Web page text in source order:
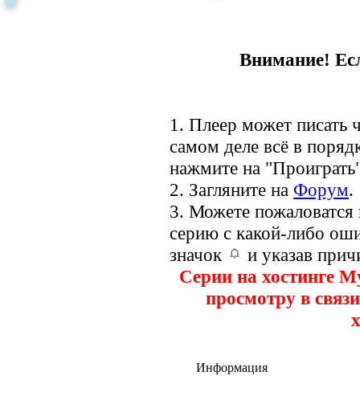
Внимание!
1. Плеер может писать
самом деле всё в
нажмите на
2. Загляните на Форум.
3. Можете
серию с какой-либо
значок
и указав
Серии на хостинге
просмотру в
Информация